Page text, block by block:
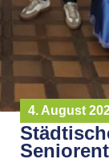
4. August